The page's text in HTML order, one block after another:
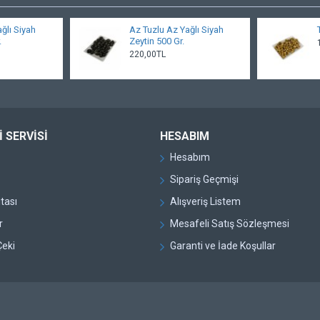
Siyah
Az Tuzlu Az Yağlı Siyah
Zeytin 500 Gr.
220,00TL
SERVISI HESABIM
Hesabım
Sipariş Geçmişi
Alışveriş Listem
Mesafeli Satış Sözleşmesi
Garanti ve İade Koşullar